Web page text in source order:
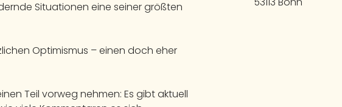
Situationen eine seiner größten
Optimismus – einen doch eher
Teil vorweg nehmen: Es gibt aktuell